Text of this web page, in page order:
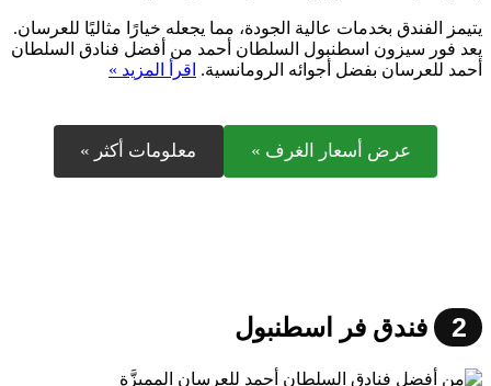
يتيمز الفندق بخدمات عالية الجودة، مما يجعله خيارًا مثاليًا للعرسان.
يعد فور سيزون اسطنبول السلطان أحمد من أفضل فنادق السلطان
أحمد للعرسان بفضل أجوائه الرومانسية. اقرأ المزيد »
عرض أسعار الغرف » معلومات أكثر »
2 فندق فر اسطنبول